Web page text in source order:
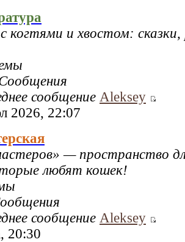
когтями и хвостом: сказки,
сообщение Aleksey
2026, 22:07
— пространство
любят кошек!
сообщение Aleksey
20:30